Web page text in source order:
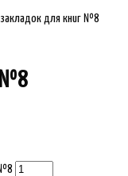
для книг №8
№8